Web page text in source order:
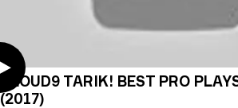
CLOUD9 TARIK! BEST PRO
(2017)